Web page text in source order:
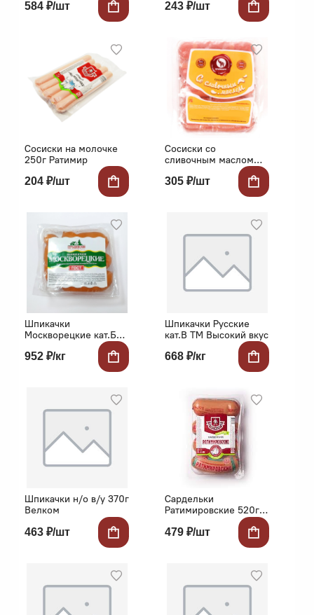
584 ₽/шт
243 ₽/шт
Сосиски на молочке
250г Ратимир
204 ₽/шт
Сосиски со
сливочным маслом
305 ₽/шт
Шпикачки
Москворецкие кат.Б
952 ₽/кг
Шпикачки Русские
кат.В ТМ Высокий вкус
668 ₽/кг
Шпикачки н/о в/у 370г
Велком
463 ₽/шт
Сардельки
Ратимировские 520г
479 ₽/шт